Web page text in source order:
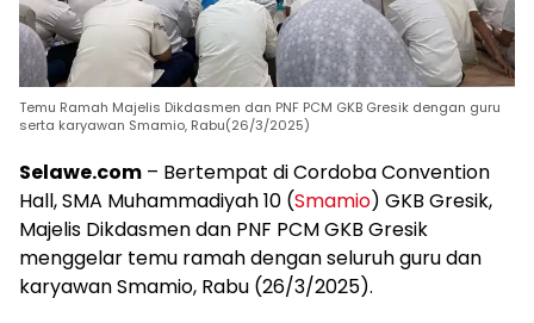
Temu Ramah Majelis Dikdasmen dan PNF PCM GKB Gresik dengan guru
serta karyawan Smamio, Rabu(26/3/2025)
Selawe.com – Bertempat di Cordoba Convention
Hall, SMA Muhammadiyah 10 (Smamio) GKB Gresik,
Majelis Dikdasmen dan PNF PCM GKB Gresik
menggelar temu ramah dengan seluruh guru dan
karyawan Smamio, Rabu (26/3/2025).